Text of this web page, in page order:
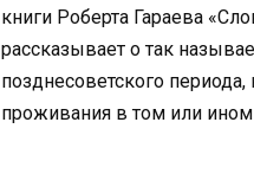
книги Роберта Гараева
рассказывает о так
позднесоветского
проживания в том или ином